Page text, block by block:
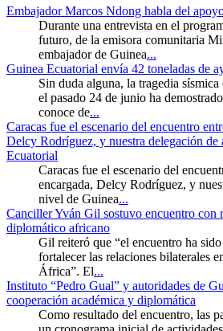
Embajador Marcos Ndong habla del
Durante una entrevista en el
futuro, de la emisora comunitaria
embajador de Guinea...
Guinea Ecuatorial envía 42 toneladas de
Sin duda alguna, la tragedia
el pasado 24 de junio ha
conoce de...
Caracas fue el escenario del encuentro
Delcy Rodríguez, y nuestra delegación de
Ecuatorial
Caracas fue el escenario del
encargada, Delcy Rodríguez, y
nivel de Guinea...
Canciller Yván Gil sostuvo encuentro con
diplomático africano
Gil reiteró que “el encuentro ha
fortalecer las relaciones bilaterales
África”. El...
Instituto “Pedro Gual” y autoridades de
cooperación académica y diplomática
Como resultado del encuentro, las